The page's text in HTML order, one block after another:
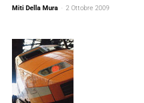
Miti Della Mura - 2 Ottobre 2009